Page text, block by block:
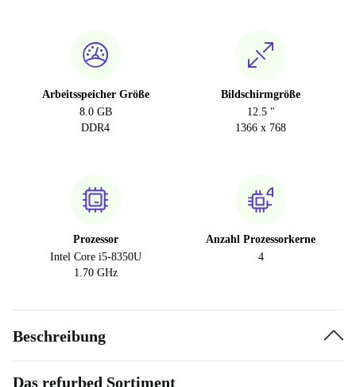
Arbeitsspeicher Größe
8.0 GB
DDR4
Bildschirmgröße
12.5 "
1366 x 768
Prozessor
Intel Core i5-8350U
1.70 GHz
Anzahl Prozessorkerne
4
Beschreibung
Das refurbed Sortiment